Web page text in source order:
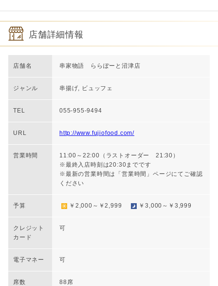
店舗詳細情報
店舗名 串家物語 ららぽーと沼津店
ジャンル 串揚げ, ビュッフェ
TEL 055-955-9494
URL http://www.fujiofood.com/
営業時間
11:00～22:00（ラストオーダー 21:30）
※最終入店時刻は20:30までです
※最新の営業時間は「営業時間」ページにてご確認
ください
予算 ￥2,000～￥2,999 ￥3,000～￥3,999
クレジット
カード
可
電子マネー 可
席数 88席